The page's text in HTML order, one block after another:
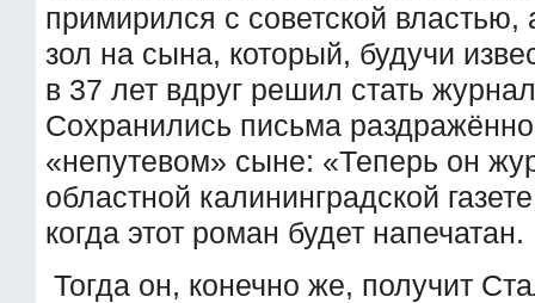
примирился с советской
зол на сына, который, будучи
в 37 лет вдруг решил стать
Сохранились письма
«непутевом» сыне: «Теперь он
областной калининградской
когда этот роман будет напечатан.
Тогда он, конечно же, получит